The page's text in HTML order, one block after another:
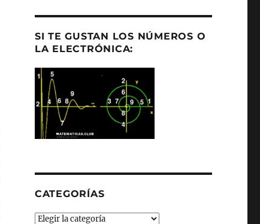
SI TE GUSTAN LOS NÚMEROS O
LA ELECTRÓNICA:
CATEGORÍAS
Categorías